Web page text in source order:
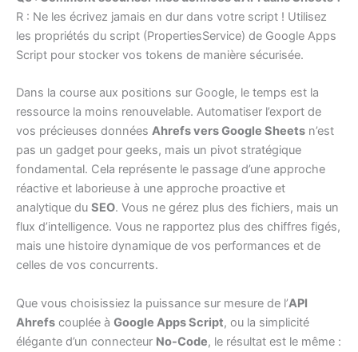
R : Ne les écrivez jamais en dur dans votre script ! Utilisez
les propriétés du script (PropertiesService) de Google Apps
Script pour stocker vos tokens de manière sécurisée.
Dans la course aux positions sur Google, le temps est la
ressource la moins renouvelable. Automatiser l’export de
vos précieuses données Ahrefs vers Google Sheets n’est
pas un gadget pour geeks, mais un pivot stratégique
fondamental. Cela représente le passage d’une approche
réactive et laborieuse à une approche proactive et
analytique du SEO. Vous ne gérez plus des fichiers, mais un
flux d’intelligence. Vous ne rapportez plus des chiffres figés,
mais une histoire dynamique de vos performances et de
celles de vos concurrents.
Que vous choisissiez la puissance sur mesure de l’API
Ahrefs couplée à Google Apps Script, ou la simplicité
élégante d’un connecteur No-Code, le résultat est le même :